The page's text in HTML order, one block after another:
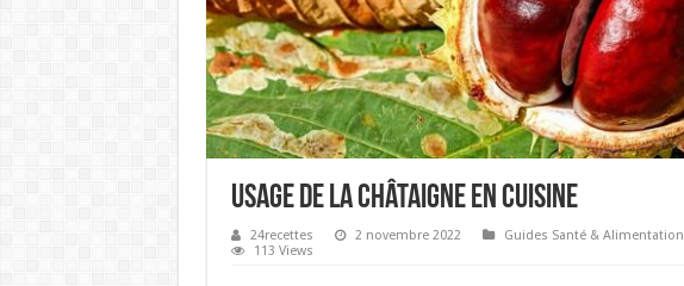
Usage de la châtaigne en cuisine
24recettes 2 novembre 2022 Guides Santé & Alimentation
113 Views